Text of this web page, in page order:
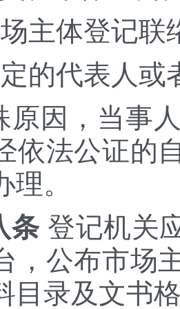
主体登记联
的代表人或
原因，当事
依法公证的
。
条登记机关
，公布市场
目录及文书